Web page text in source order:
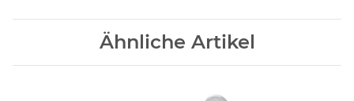
Ähnliche Artikel